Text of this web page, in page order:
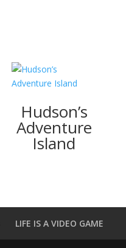
Hudson’s
Adventure
Island
LIFE IS A VIDEO GAME